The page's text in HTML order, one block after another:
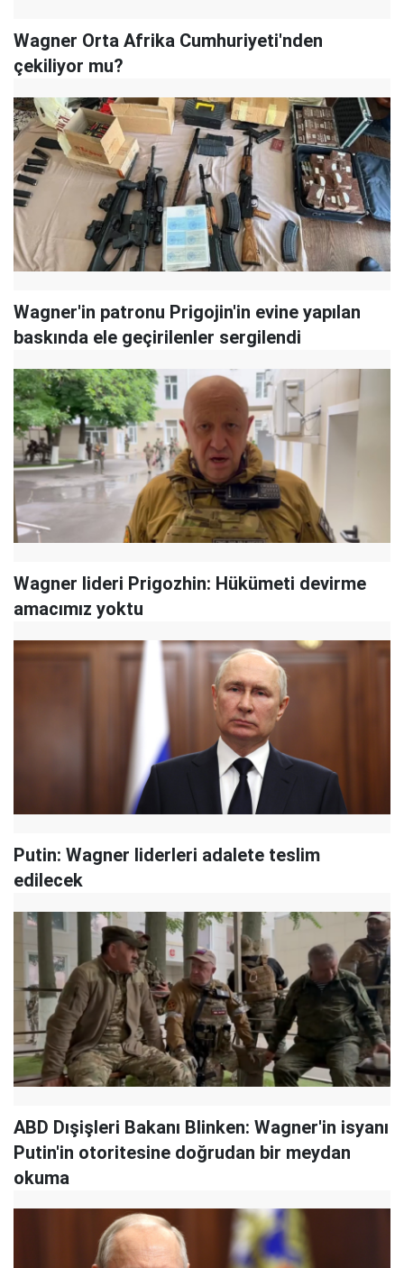
Wagner Orta Afrika Cumhuriyeti'nden
çekiliyor mu?
Wagner'in patronu Prigojin'in evine yapılan
baskında ele geçirilenler sergilendi
Wagner lideri Prigozhin: Hükümeti devirme
amacımız yoktu
Putin: Wagner liderleri adalete teslim
edilecek
ABD Dışişleri Bakanı Blinken: Wagner'in isyanı
Putin'in otoritesine doğrudan bir meydan
okuma